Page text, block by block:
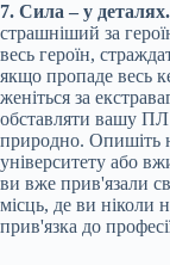
7. Сила – у деталях.
страшніший за
весь героїн,
якщо пропаде весь
женіться за
обставляти вашу
природно. Опишіть
університету або
ви вже прив'язали
місць, де ви ніколи
прив'язка до